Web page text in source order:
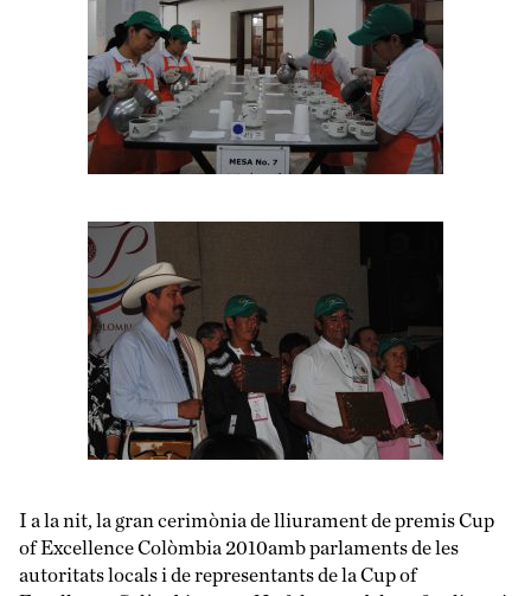
I a la nit, la gran cerimònia de lliurament de premis Cup
of Excellence Colòmbia 2010amb parlaments de les
autoritats locals i de representants de la Cup of